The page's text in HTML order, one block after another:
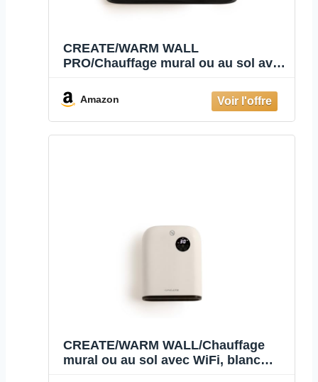
CREATE/WARM WALL
PRO/Chauffage mural ou au sol avec
application, jusqu'à 20m²,
interrupteur anti-basculement, 3
modes, écran LCD, 2000W
Amazon
CREATE/WARM WALL/Chauffage
mural ou au sol avec WiFi, blanc